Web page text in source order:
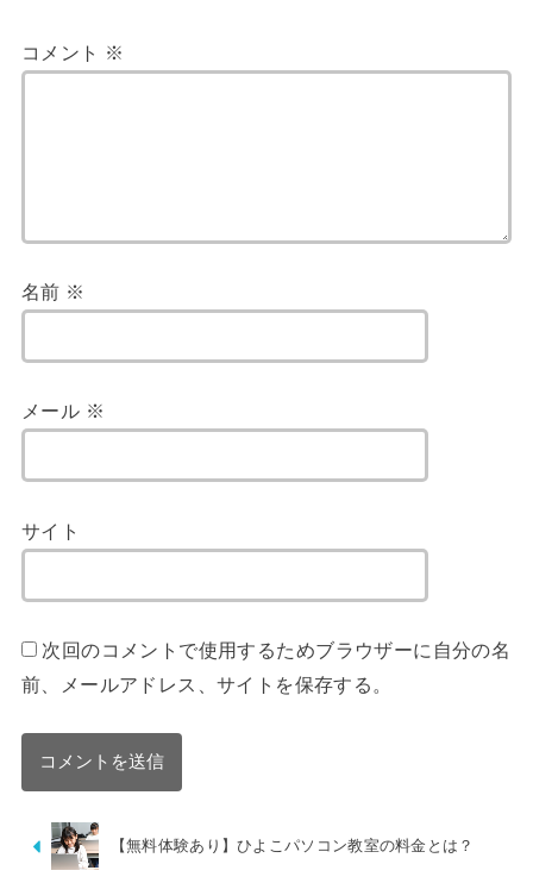
コメント ※
名前 ※
メール ※
サイト
次回のコメントで使用するためブラウザーに自分の名
前、メールアドレス、サイトを保存する。
【無料体験あり】ひよこパソコン教室の料金とは？